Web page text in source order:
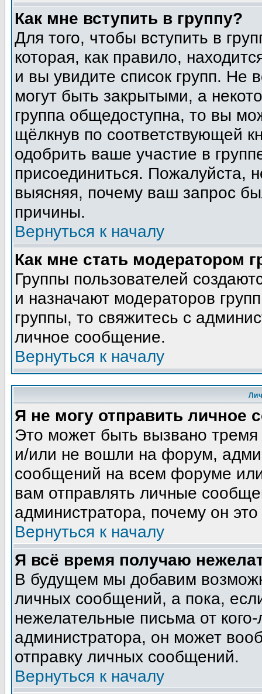
Как мне вступить в группу?
Для того, чтобы вступить в
которая, как правило,
и вы увидите список групп. Не
могут быть закрытыми, а
группа общедоступна, то вы
щёлкнув по соответствующей
одобрить ваше участие в
присоединиться. Пожалуйста,
выясняя, почему ваш запрос
причины.
Вернуться к началу
Как мне стать модератором
Группы пользователей
и назначают модераторов
группы, то свяжитесь с
личное сообщение.
Вернуться к началу
Я не могу отправить личное
Это может быть вызвано
и/или не вошли на форум,
сообщений на всем форуме
вам отправлять личные
администратора, почему он
Вернуться к началу
Я всё время получаю
В будущем мы добавим
личных сообщений, а пока,
нежелательные письма от
администратора, он может
отправку личных сообщений.
Вернуться к началу